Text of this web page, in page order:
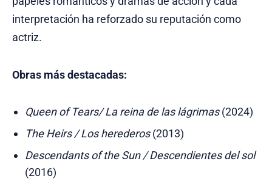
interpretación ha reforzado su reputación como
actriz.
Obras más destacadas:
Queen of Tears/ La reina de las lágrimas(2024)
The Heirs / Los herederos(2013)
Descendants of the Sun / Descendientes del sol
(2016)